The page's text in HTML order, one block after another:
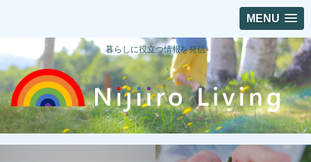
MENU
暮らしに役立つ情報を発信